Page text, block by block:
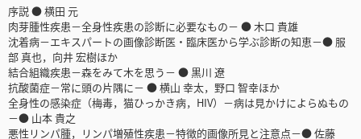
序説 ● 横田 元
肉芽腫性疾患－全身性疾患の診断に必要なもの－ ● 木口 貴雄
沈着病－エキスパートの画像診断医・臨床医から学ぶ診断の知恵－● 服
部 真也，向井 宏樹ほか
結合組織疾患－森をみて木を思う－ ● 黒川 遼
抗酸菌症－常に頭の片隅に－ ● 横山 幸太，野口 智幸ほか
全身性の感染症（梅毒，猫ひっかき病，HIV）－病は見かけによらぬもの
－● 山本 貴之
悪性リンパ腫，リンパ増殖性疾患－特徴的画像所見と注意点－● 佐藤